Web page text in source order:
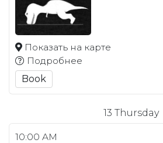
Показать на карте
Подробнее
Book
13 Thursday
10:00 AM